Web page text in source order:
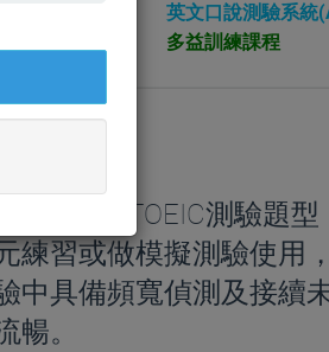
英文口說測驗系統
多益訓練課程
始的新制TOEIC測驗題
練習或做模擬測驗使用
中具備頻寬偵測及接續
暢。